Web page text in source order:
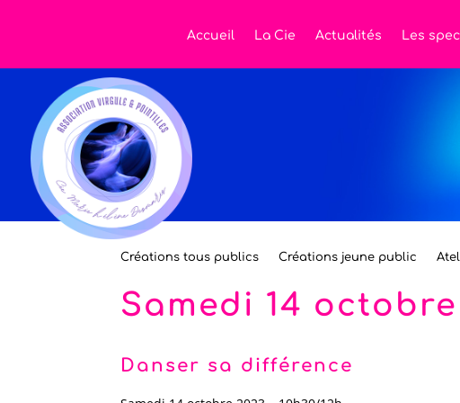
Accueil La Cie Actualités Les
Créations tous publics Créations jeune public
Samedi 14
Danser sa différence